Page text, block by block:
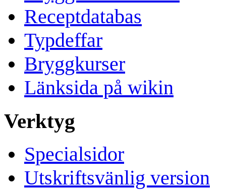
Receptdatabas
Typdeffar
Bryggkurser
Länksida på wikin
Verktyg
Specialsidor
Utskriftsvänlig version